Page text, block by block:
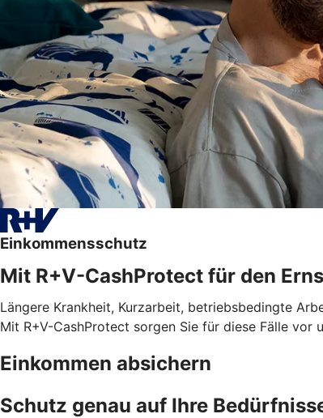
Einkommensschutz
Mit R+V-CashProtect für den
Längere Krankheit, Kurzarbeit, betriebsbedingte
Mit R+V-CashProtect sorgen Sie für diese Fälle vor
Einkommen absichern
Schutz genau auf Ihre